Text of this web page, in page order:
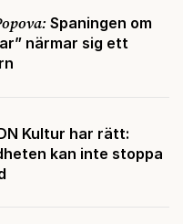
Spaningen om
närmar sig ett
Kultur har rätt:
kan inte stoppa